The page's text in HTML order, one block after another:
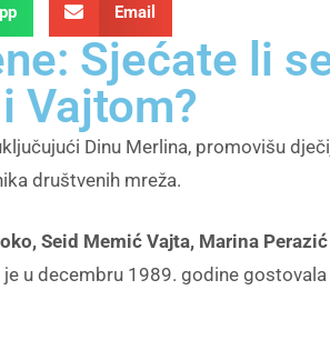
Email
Sjećate li
Vajtom?
Dinu Merlina, promovišu
društvenih mreža.
Seid Memić Vajta, Marina Perazić
u decembru 1989. godine gostovala